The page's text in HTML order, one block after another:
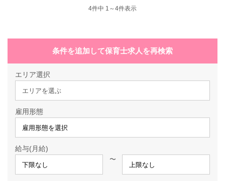
4件中 1～4件表示
条件を追加して保育士求人を再検索
エリア選択
エリアを選ぶ
雇用形態
給与(月給)
〜